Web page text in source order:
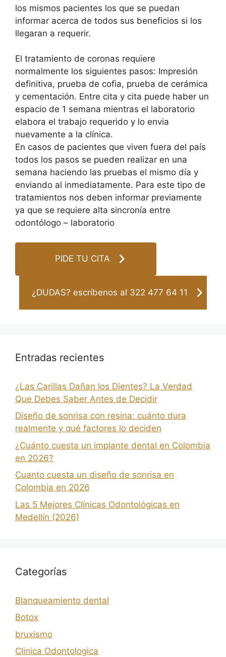
los mismos pacientes los que se puedan
informar acerca de todos sus beneficios si los
llegaran a requerir.
El tratamiento de coronas requiere
normalmente los siguientes pasos: Impresión
definitiva, prueba de cofia, prueba de cerámica
y cementación. Entre cita y cita puede haber un
espacio de 1 semana mientras el laboratorio
elabora el trabajo requerido y lo envia
nuevamente a la clínica.
En casos de pacientes que viven fuera del país
todos los pasos se pueden realizar en una
semana haciendo las pruebas el mismo día y
enviando al inmediatamente. Para este tipo de
tratamientos nos deben informar previamente
ya que se requiere alta sincronía entre
odontólogo – laboratorio
PIDE TU CITA
¿DUDAS? escríbenos al 322 477 64 11
Entradas recientes
¿Las Carillas Dañan los Dientes? La Verdad
Que Debes Saber Antes de Decidir
Diseño de sonrisa con resina: cuánto dura
realmente y qué factores lo deciden
¿Cuánto cuesta un implante dental en Colombia
en 2026?
Cuanto cuesta un diseño de sonrisa en
Colombia en 2026
Las 5 Mejores Clínicas Odontológicas en
Medellín (2026)
Categorías
Blanqueamiento dental
Botox
bruxismo
Clinica Odontologica